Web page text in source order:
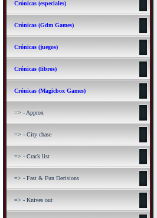
Crónicas (especiales)
Crónicas (Gdm Games)
Crónicas (juegos)
Crónicas (libros)
Crónicas (Magicbox Games)
=> - Approx
=> - City chase
=> - Crack list
=> - Fast & Fun Decisions
=> - Knives out